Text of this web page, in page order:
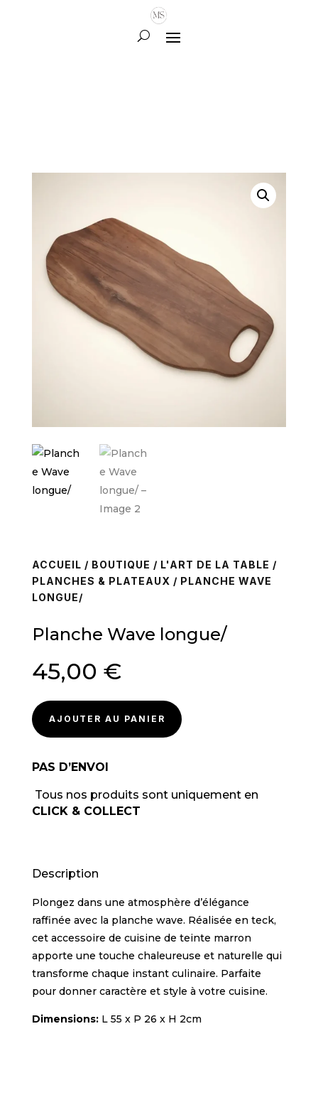
ACCUEIL / BOUTIQUE / L'ART DE LA TABLE /
PLANCHES & PLATEAUX / PLANCHE WAVE
LONGUE/
Planche Wave longue/
45,00 €
AJOUTER AU PANIER
PAS D’ENVOI
Tous nos produits sont uniquement en
CLICK & COLLECT
Description
Plongez dans une atmosphère d’élégance
raffinée avec la planche wave. Réalisée en teck,
cet accessoire de cuisine de teinte marron
apporte une touche chaleureuse et naturelle qui
transforme chaque instant culinaire. Parfaite
pour donner caractère et style à votre cuisine.
Dimensions:L 55 x P 26 x H 2cm